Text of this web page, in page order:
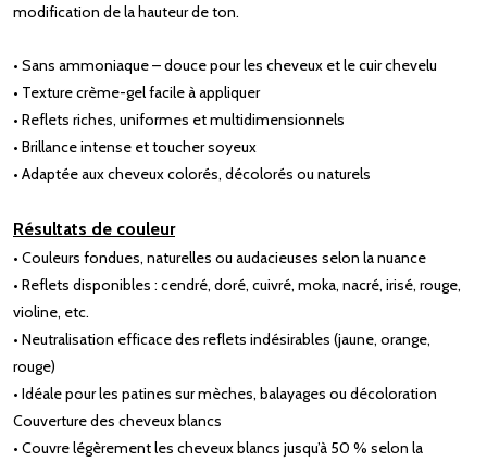
modification de la hauteur de ton.
• Sans ammoniaque – douce pour les cheveux et le cuir chevelu
• Texture crème-gel facile à appliquer
• Reflets riches, uniformes et multidimensionnels
• Brillance intense et toucher soyeux
• Adaptée aux cheveux colorés, décolorés ou naturels
Résultats de couleur
• Couleurs fondues, naturelles ou audacieuses selon la nuance
• Reflets disponibles : cendré, doré, cuivré, moka, nacré, irisé, rouge,
violine, etc.
• Neutralisation efficace des reflets indésirables (jaune, orange,
rouge)
• Idéale pour les patines sur mèches, balayages ou décoloration
Couverture des cheveux blancs
• Couvre légèrement les cheveux blancs jusqu’à 50 % selon la